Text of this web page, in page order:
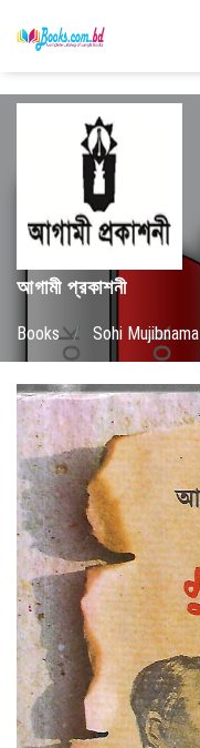
আগামী প্রকাশনী
Books / Sohi Mujibnama